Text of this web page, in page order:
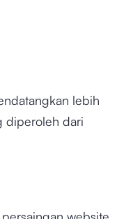
lebih
diperoleh dari